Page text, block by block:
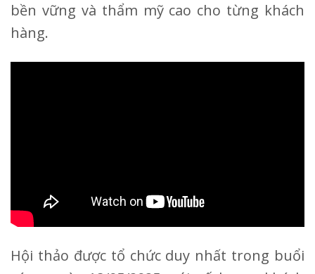
bền vững và thẩm mỹ cao cho từng khách
hàng.
Hội thảo được tổ chức duy nhất trong buổi